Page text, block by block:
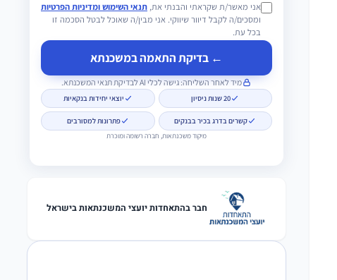
אני מאשר/ת שקראתי והבנתי את, תנאי השימוש ומדיניות הפרטיות
ומסכים/ה לקבל דיוור שיווקי. אני מבין/ה שאוכל לבטל הסכמה זו
בכל עת.
← בדיקת התאמה במשכנתא
מיד לאחר השליחה: גישה לכלי AI לבדיקת תנאי המשכנתא.
20 שנות ניסיון יוצאי יחידות בנקאיות
קשרים בדרג בכיר בבנקים פתרונות למסורבים
מיקוד משכנתאות, חברה רשומה ומוכרת
חבר בהתאחדות יועצי המשכנתאות בישראל